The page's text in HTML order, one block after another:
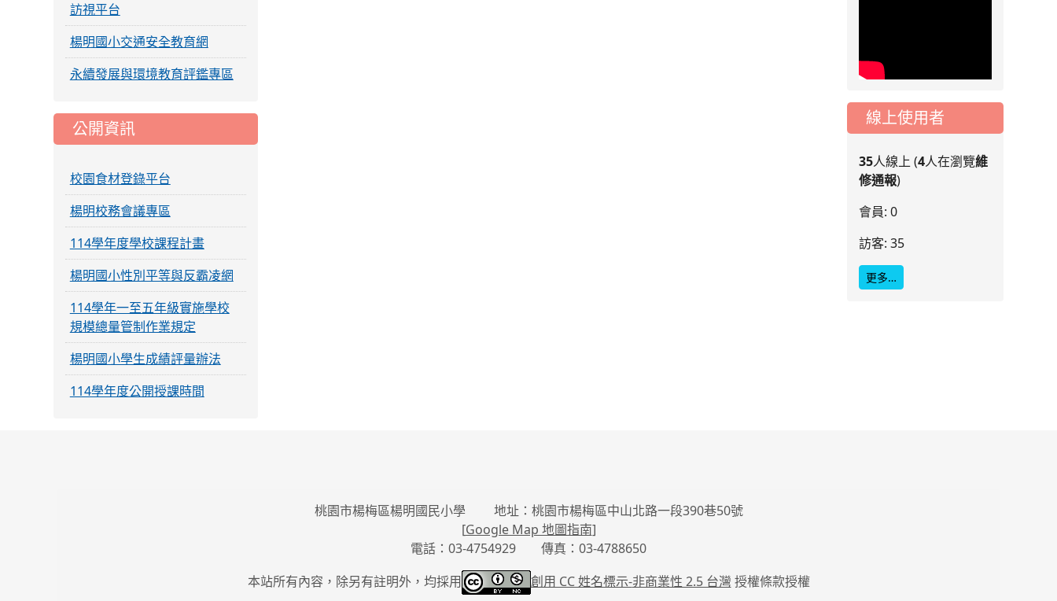
訪視平台
楊明國小交通安全教育網
永續發展與環境教育評鑑專區
公開資訊
校園食材登錄平台
楊明校務會議專區
114學年度學校課程計畫
楊明國小性別平等與反霸凌網
114學年一至五年級實施學校
規模總量管制作業規定
楊明國小學生成績評量辦法
114學年度公開授課時間
線上使用者
35人線上 (4人在瀏覽維
修通報)
會員: 0
訪客: 35
更多…
桃園市楊梅區楊明國民小學 地址：桃園市楊梅區中山北路一段390巷50號
[Google Map 地圖指南]
電話：03-4754929 傳真：03-4788650
本站所有內容，除另有註明外，均採用
創用 CC 姓名標示-非商業性 2.5 台灣 授權條款授權